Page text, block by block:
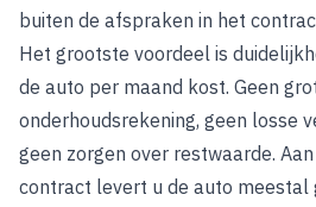
buiten de afspraken in het
Het grootste voordeel is
de auto per maand kost. Geen
onderhoudsrekening, geen losse
geen zorgen over restwaarde.
contract levert u de auto meestal